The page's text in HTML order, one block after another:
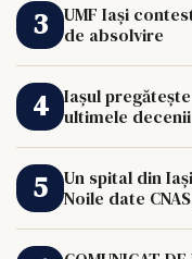
UMF Iași
de absolvire
Iașul
ultimele decenii
Un spital din
Noile date